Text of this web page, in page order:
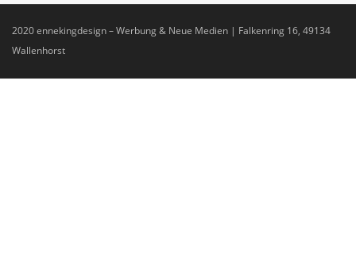
2020 ennekingdesign – Werbung & Neue Medien | Falkenring 16, 49134
Wallenhorst